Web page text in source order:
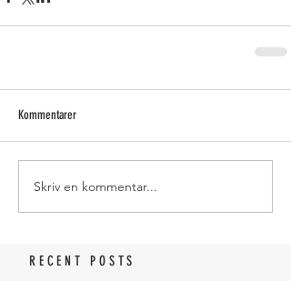
Kommentarer
Skriv en kommentar...
RECENT POSTS